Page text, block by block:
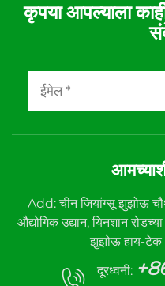
कृपया आपल्याला
Add: चीन जियांग्सू झुझोऊ
औद्योगिक उद्यान, यिनशान
झुझोऊ हाय-टेक
दूरध्वनी: